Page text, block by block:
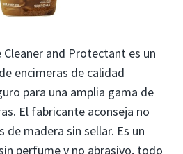
Cleaner and Protectant es un
encimeras de calidad
para una amplia gama de
El fabricante aconseja no
madera sin sellar. Es un
perfume y no abrasivo, todo